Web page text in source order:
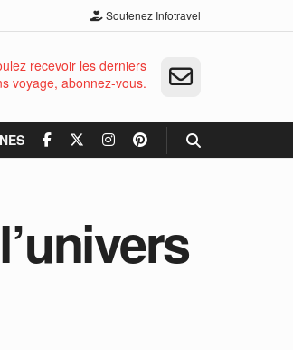
Soutenez Infotravel
recevoir les derniers
voyage, abonnez-vous.